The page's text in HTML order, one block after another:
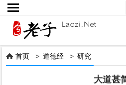

 首页 >道德经 >研究
大道甚